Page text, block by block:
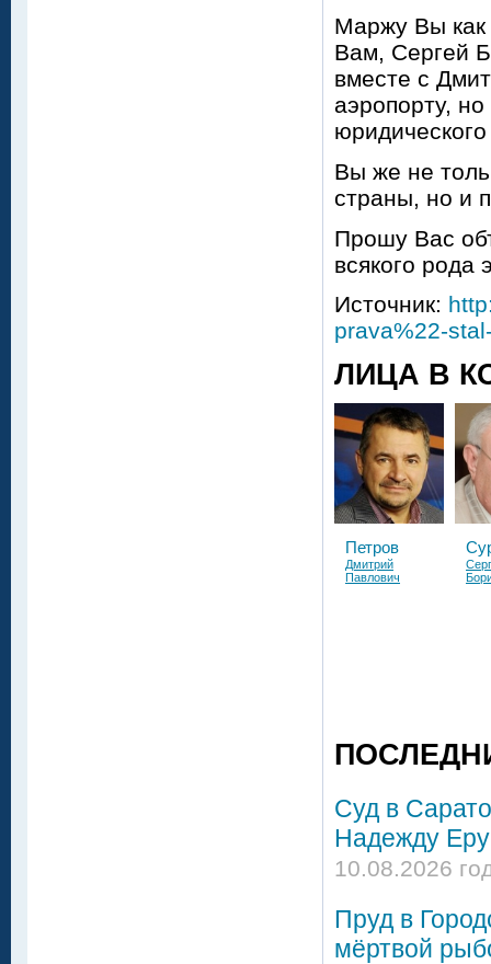
Маржу Вы как
Вам, Сергей
вместе с
аэропорту,
Вы же не
страны, но и
Прошу Вас
всякого рода
Источник:
prava%22-
ЛИЦА В
Петров
Дмитрий
Павлович
Суд в
Надежду
10.08.2026
Пруд в
мёртвой